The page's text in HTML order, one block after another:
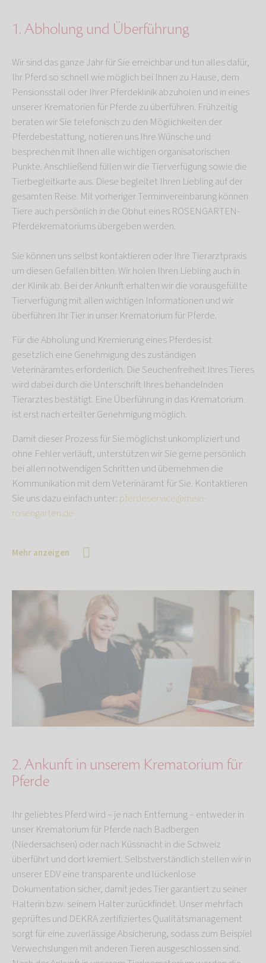
1. Abholung und Überführung
Wir sind das ganze Jahr für Sie erreichbar und tun alles dafür,
Ihr Pferd so schnell wie möglich bei Ihnen zu Hause, dem
Pensionsstall oder Ihrer Pferdeklinik abzuholen und in eines
unserer Krematorien für Pferde zu überführen. Frühzeitig
beraten wir Sie telefonisch zu den Möglichkeiten der
Pferdebestattung, notieren uns Ihre Wünsche und
besprechen mit Ihnen alle wichtigen organisatorischen
Punkte. Anschließend füllen wir die Tierverfügung sowie die
Tierbegleitkarte aus. Diese begleitet Ihren Liebling auf der
gesamten Reise. Mit vorheriger Terminvereinbarung können
Tiere auch persönlich in die Obhut eines ROSENGARTEN-
Pferdekrematoriums übergeben werden.
Sie können uns selbst kontaktieren oder Ihre Tierarztpraxis
um diesen Gefallen bitten. Wir holen Ihren Liebling auch in
der Klinik ab. Bei der Ankunft erhalten wir die vorausgefüllte
Tierverfügung mit allen wichtigen Informationen und wir
überführen Ihr Tier in unser Krematorium für Pferde.
Für die Abholung und Kremierung eines Pferdes ist
gesetzlich eine Genehmigung des zuständigen
Veterinäramtes erforderlich. Die Seuchenfreiheit Ihres Tieres
wird dabei durch die Unterschrift Ihres behandelnden
Tierarztes bestätigt. Eine Überführung in das Krematorium
ist erst nach erteilter Genehmigung möglich.
Damit dieser Prozess für Sie möglichst unkompliziert und
ohne Fehler verläuft, unterstützen wir Sie gerne persönlich
bei allen notwendigen Schritten und übernehmen die
Kommunikation mit dem Veterinäramt für Sie. Kontaktieren
Sie uns dazu einfach unter: pferdeservice@mein-
rosengarten.de
Mehr anzeigen
2. Ankunft in unserem Krematorium für
Pferde
Ihr geliebtes Pferd wird – je nach Entfernung – entweder in
unser Krematorium für Pferde nach Badbergen
(Niedersachsen) oder nach Küssnacht in die Schweiz
überführt und dort kremiert. Selbstverständlich stellen wir in
unserer EDV eine transparente und lückenlose
Dokumentation sicher, damit jedes Tier garantiert zu seiner
Halterin bzw. seinem Halter zurückfindet. Unser mehrfach
geprüftes und DEKRA zertifiziertes Qualitätsmanagement
sorgt für eine zuverlässige Absicherung, sodass zum Beispiel
Verwechslungen mit anderen Tieren ausgeschlossen sind.